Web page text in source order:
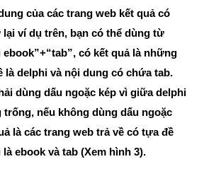
của các trang web kết quả có
ví dụ trên, bạn có thể dùng từ
có kết quả là những
là delphi và nội dung có chứa tab.
dùng dấu ngoặc kép vì giữa delphi
trống, nếu không dùng dấu ngoặc
là các trang web trả về có tựa đề
ebook và tab (Xem hình 3).